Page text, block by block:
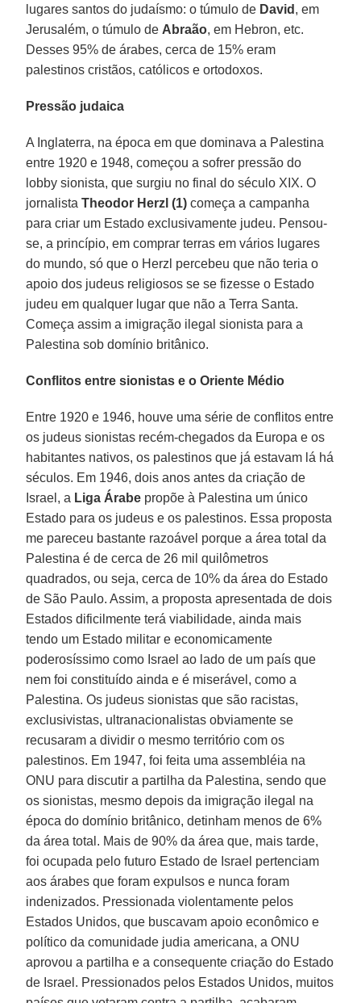
lugares santos do judaísmo: o túmulo de David , em
Jerusalém, o túmulo de Abraão, em Hebron, etc.
Desses 95% de árabes, cerca de 15% eram
palestinos cristãos, católicos e ortodoxos.
Pressão judaica
A Inglaterra, na época em que dominava a Palestina
entre 1920 e 1948, começou a sofrer pressão do
lobby sionista, que surgiu no final do século XIX. O
jornalistaTheodor Herzl (1) começa a campanha
para criar um Estado exclusivamente judeu. Pensou-
se, a princípio, em comprar terras em vários lugares
do mundo, só que o Herzl percebeu que não teria o
apoio dos judeus religiosos se se fizesse o Estado
judeu em qualquer lugar que não a Terra Santa.
Começa assim a imigração ilegal sionista para a
Palestina sob domínio britânico.
Conflitos entre sionistas e o Oriente Médio
Entre 1920 e 1946, houve uma série de conflitos entre
os judeus sionistas recém-chegados da Europa e os
habitantes nativos, os palestinos que já estavam lá há
séculos. Em 1946, dois anos antes da criação de
Israel, a Liga Árabe propõe à Palestina um único
Estado para os judeus e os palestinos. Essa proposta
me pareceu bastante razoável porque a área total da
Palestina é de cerca de 26 mil quilômetros
quadrados, ou seja, cerca de 10% da área do Estado
de São Paulo. Assim, a proposta apresentada de dois
Estados dificilmente terá viabilidade, ainda mais
tendo um Estado militar e economicamente
poderosíssimo como Israel ao lado de um país que
nem foi constituído ainda e é miserável, como a
Palestina. Os judeus sionistas que são racistas,
exclusivistas, ultranacionalistas obviamente se
recusaram a dividir o mesmo território com os
palestinos. Em 1947, foi feita uma assembléia na
ONU para discutir a partilha da Palestina, sendo que
os sionistas, mesmo depois da imigração ilegal na
época do domínio britânico, detinham menos de 6%
da área total. Mais de 90% da área que, mais tarde,
foi ocupada pelo futuro Estado de Israel pertenciam
aos árabes que foram expulsos e nunca foram
indenizados. Pressionada violentamente pelos
Estados Unidos, que buscavam apoio econômico e
político da comunidade judia americana, a ONU
aprovou a partilha e a consequente criação do Estado
de Israel. Pressionados pelos Estados Unidos, muitos